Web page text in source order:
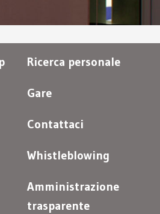
Ricerca personale
Gare
Contattaci
Whistleblowing
Amministrazione
trasparente